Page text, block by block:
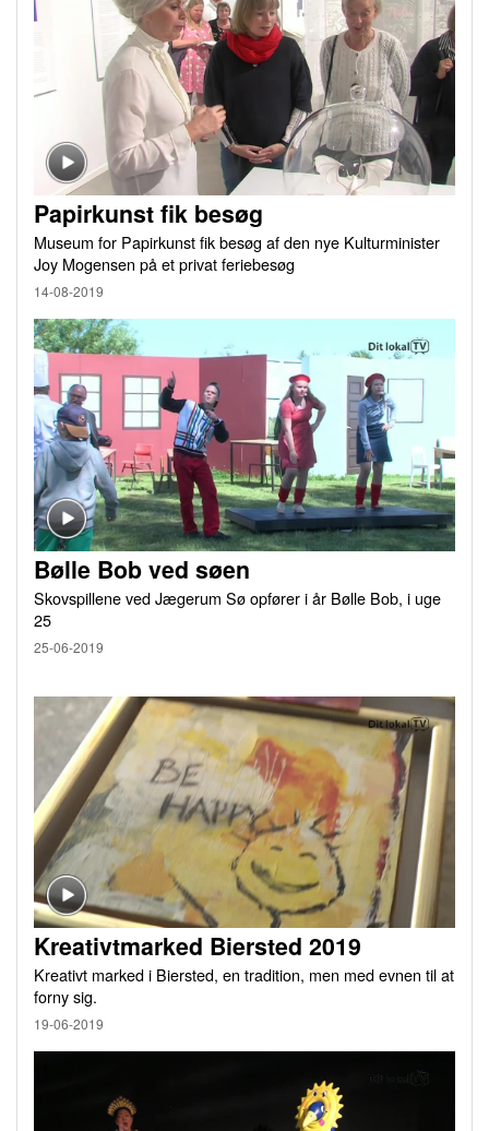
Papirkunst fik besøg
Museum for Papirkunst fik besøg af den nye Kulturminister
Joy Mogensen på et privat feriebesøg
14-08-2019
Bølle Bob ved søen
Skovspillene ved Jægerum Sø opfører i år Bølle Bob, i uge
25
25-06-2019
Kreativtmarked Biersted 2019
Kreativt marked i Biersted, en tradition, men med evnen til at
forny sig.
19-06-2019